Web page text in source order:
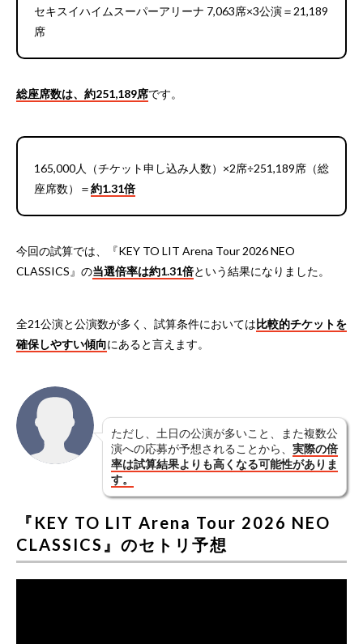
セキスイハイムスーパーアリーナ 7,063席×3公演＝21,189
席
総座席数は、約251,189席です。
165,000人（チケット申し込み人数）×2席÷251,189席（総
座席数）＝約1.31倍
今回の試算では、『KEY TO LIT Arena Tour 2026 NEO
CLASSICS』の当選倍率は約1.31倍という結果になりました。
全21公演と公演数が多く、試算条件においては比較的チケットを
確保しやすい傾向にあると言えます。
ただし、土日の公演が多いこと、また複数公
演への応募が予想されることから、 実際の倍
率は試算結果よりも高くなる可能性がありま
す。
『KEY TO LIT Arena Tour 2026 NEO
CLASSICS』のセトリ予想